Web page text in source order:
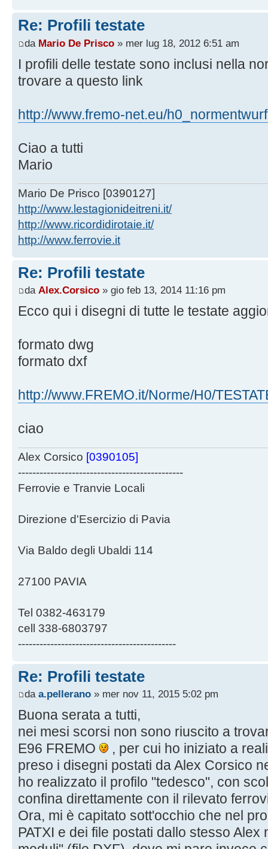
Re: Profili testate
da Mario De Prisco » mer lug 18, 2012 6:51 am
I profili delle testate sono inclusi nella
trovare a questo link
http://www.fremo-net.eu/
Ciao a tutti
Mario
Mario De Prisco [0390127]
http://www.lestagionideitreni.it/
http://www.ricordidirotaie.it/
http://www.ferrovie.it
Re: Profili testate
da Alex.Corsico » gio feb 13, 2014 11:16 pm
Ecco qui i disegni di tutte le testate
formato dwg
formato dxf
http://www.FREMO.it/Norme/H0/
ciao
Alex Corsico [0390105]
----------------------------------------------
Ferrovie e Tranvie Locali
Direzione d'Esercizio di Pavia
Via Baldo degli Ubaldi 114
27100 PAVIA
Tel 0382-463179
cell 338-6803797
--------------------------------------------
Re: Profili testate
da a.pellerano » mer nov 11, 2015 5:02 pm
Buona serata a tutti,
nei mesi scorsi non sono riuscito a
E96 FREMO
, per cui ho iniziato a
preso i disegni postati da Alex Corsico
ho realizzato il profilo "tedesco", con
confina direttamente con il rilevato
Ora, mi è capitato sott'occhio che nel
PATXI e dei file postati dallo stesso